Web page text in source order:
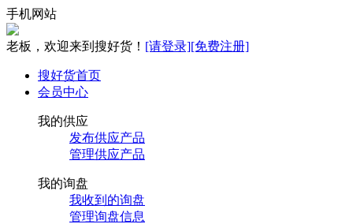
手机网站
老板，欢迎来到搜好货！ [请登录][免费注册]
搜好货首页
会员中心
我的供应
发布供应产品
管理供应产品
我的询盘
我收到的询盘
管理询盘信息